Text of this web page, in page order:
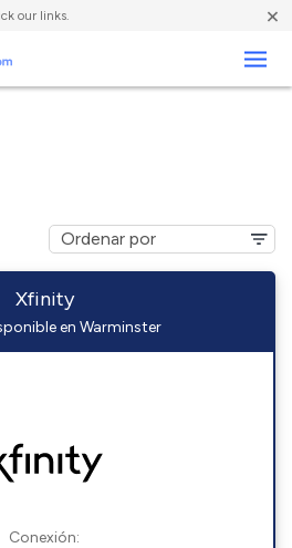
our links. ×
Xfinity
en Warminster
Conexión: